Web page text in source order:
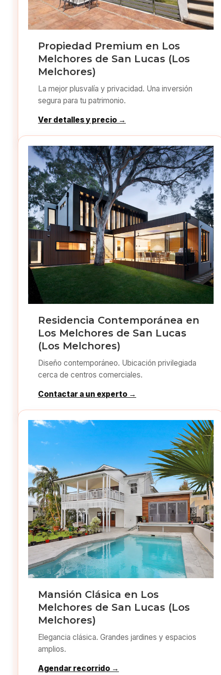
Propiedad Premium en Los
Melchores de San Lucas (Los
Melchores)
La mejor plusvalía y privacidad. Una inversión
segura para tu patrimonio.
Ver detalles y precio →
Residencia Contemporánea en
Los Melchores de San Lucas
(Los Melchores)
Diseño contemporáneo. Ubicación privilegiada
cerca de centros comerciales.
Contactar a un experto →
Mansión Clásica en Los
Melchores de San Lucas (Los
Melchores)
Elegancia clásica. Grandes jardines y espacios
amplios.
Agendar recorrido →